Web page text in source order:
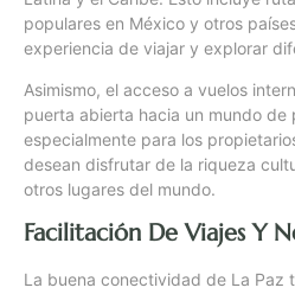
populares en México y otros
experiencia de viajar y explorar
Asimismo, el acceso a vuelos
puerta abierta hacia un mundo de
especialmente para los
desean disfrutar de la riqueza
otros lugares del mundo.
Facilitación De Viajes Y
La buena conectividad de La Paz